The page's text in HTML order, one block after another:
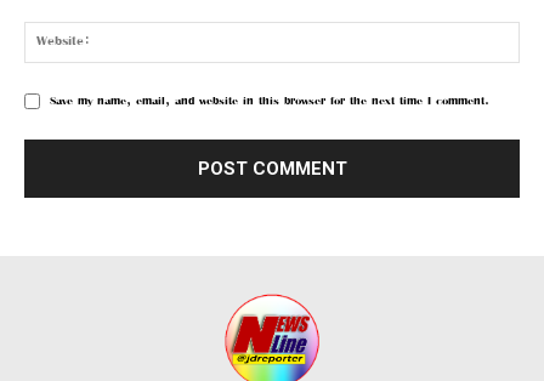
Save my name, email, and website in this browser for the next time I comment.